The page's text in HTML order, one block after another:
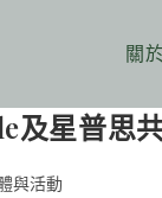
關
及星普
與活動